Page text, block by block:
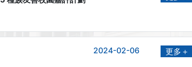
2024-02-06 更多＋